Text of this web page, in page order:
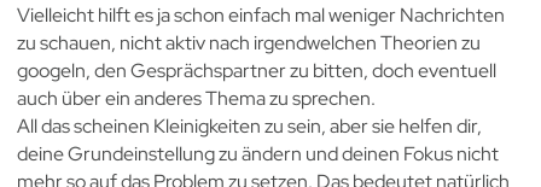
Vielleicht hilft es ja schon einfach mal weniger Nachrichten
zu schauen, nicht aktiv nach irgendwelchen Theorien zu
googeln, den Gesprächspartner zu bitten, doch eventuell
auch über ein anderes Thema zu sprechen.
All das scheinen Kleinigkeiten zu sein, aber sie helfen dir,
deine Grundeinstellung zu ändern und deinen Fokus nicht
mehr so auf das Problem zu setzen. Das bedeutet natürlich